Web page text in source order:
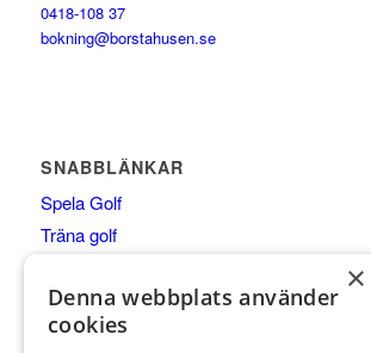
0418-108 37
bokning@borstahusen.se
SNABBLÄNKAR
Spela Golf
Träna golf
Boende
Shop
×
Denna webbplats använder
cookies